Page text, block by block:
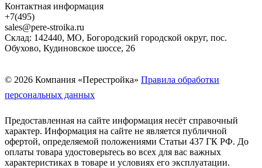
Контактная информация
+7(495)
sales@pere-stroika.ru
Склад: 142440, МО, Богородский городской округ, пос.
Обухово, Кудиновское шоссе, 26
© 2026 Компания «Перестройка» Правила обработки
персональных данных
Предоставленная на сайте информация несёт справочный
характер. Информация на сайте не является публичной
офертой, определяемой положениями Статьи 437 ГК РФ. До
оплаты товара удостоверьтесь во всех для вас важных
характеристиках в товаре и условиях его эксплуатации.